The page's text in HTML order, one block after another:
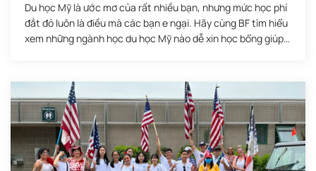
Du học Mỹ là ước mơ của rất nhiều bạn, nhưng mức học phí
đắt đỏ luôn là điều mà các bạn e ngại. Hãy cùng BF tìm hiểu
xem những ngành học du học Mỹ nào dễ xin học bổng giúp